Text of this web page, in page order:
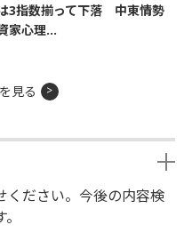
3指数揃って下落 中東情勢
家心理...
見る
ください。今後の内容検